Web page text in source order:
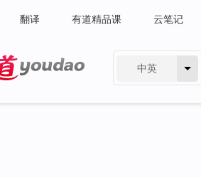
翻译 有道精品课 云笔记
中英